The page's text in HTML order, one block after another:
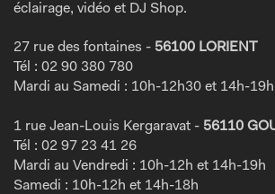
éclairage, vidéo et DJ Shop.
27 rue des fontaines - 56100 LORIENT
Tél : 02 90 380 780
Mardi au Samedi : 10h-12h30 et 14h-19h
1 rue Jean-Louis Kergaravat - 56110
Tél : 02 97 23 41 26
Mardi au Vendredi : 10h-12h et 14h-19h
Samedi : 10h-12h et 14h-18h